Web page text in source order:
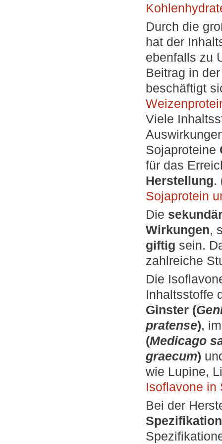
Durch die
hat der
ebenfalls zu
Beitrag in
beschäftigt
Viele
Sojaproteine
für das
Herstellung.
Sojaprotein
Die
Wirkungen,
giftig sein.
zahlreiche
Die
Inhaltsstoffe
Ginster (
pratense),
(Medicago
graecum)
wie Lupine,
Isoflavone in
Bei der